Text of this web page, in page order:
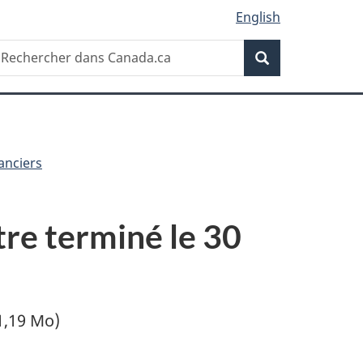
English
Recherche
terminé le 30
Mo)